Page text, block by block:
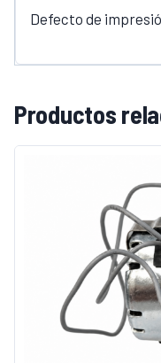
Defecto de
Productos